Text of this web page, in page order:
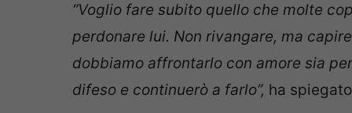
“Voglio fare subito quello che molte
perdonare lui. Non rivangare, ma
dobbiamo affrontarlo con amore sia
difeso e continuerò a farlo”, ha